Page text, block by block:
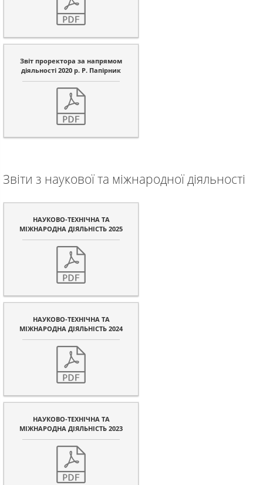
Звіт проректора за напрямом
діяльності 2020 р. Р. Папірник
Звіти з наукової та міжнародної діяльності
НАУКОВО-ТЕХНІЧНА ТА
МІЖНАРОДНА ДІЯЛЬНІСТЬ 2025
НАУКОВО-ТЕХНІЧНА ТА
МІЖНАРОДНА ДІЯЛЬНІСТЬ 2024
НАУКОВО-ТЕХНІЧНА ТА
МІЖНАРОДНА ДІЯЛЬНІСТЬ 2023